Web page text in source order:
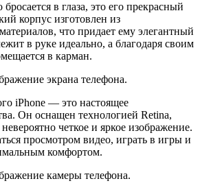
в глаза, это его прекрасный
корпус изготовлен из
что придает ему элегантный
в руке идеально, а благодаря своим
в карман.
экрана телефона.
iPhone — это настоящее
Он оснащен технологией Retina,
четкое и яркое изображение.
просмотром видео, играть в игры и
комфортом.
камеры телефона.